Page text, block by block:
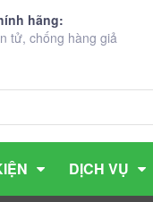
hãng:
tử, chống hàng giả
DỊCH VỤ